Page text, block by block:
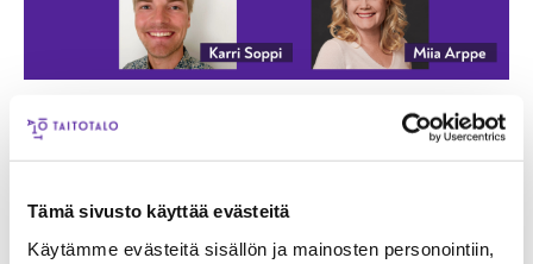
Tämä sivusto käyttää evästeitä
Käytämme evästeitä sisällön ja mainosten personointiin,
Väyläopintojen ansiosta
opiskelijat hakevat korkeakouluun
– pystymme vaikuttamaan
opiskelijoiden urakehitykseen